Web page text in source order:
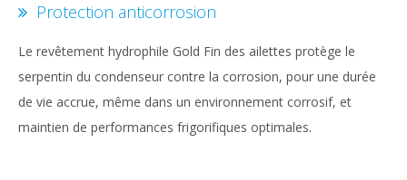
Protection anticorrosion
Le revêtement hydrophile Gold Fin des ailettes protège le
serpentin du condenseur contre la corrosion, pour une durée
de vie accrue, même dans un environnement corrosif, et
maintien de performances frigorifiques optimales.